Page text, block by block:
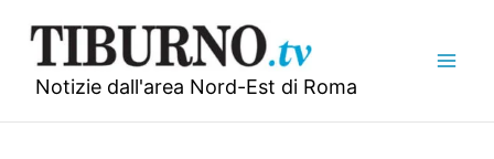
contenuto
Notizie dall'area Nord-Est di Roma